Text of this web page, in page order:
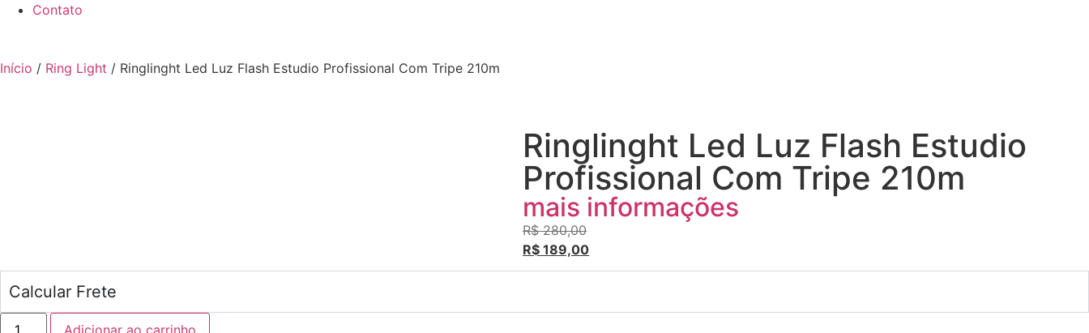
Contato
Início / Ring Light / Ringlinght Led Luz Flash Estudio Profissional Com Tripe 210m
Ringlinght Led Luz Flash Estudio
Profissional Com Tripe 210m
mais informações
R$280,00
R$ 189,00
Calcular Frete